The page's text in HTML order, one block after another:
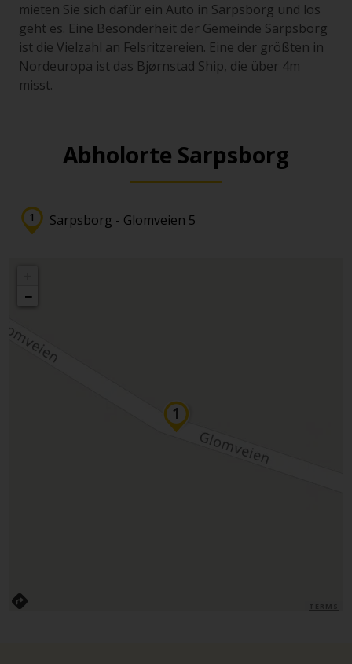
mieten Sie sich dafür ein Auto in Sarpsborg und los
geht es. Eine Besonderheit der Gemeinde Sarpsborg
ist die Vielzahl an Felsritzereien. Eine der größten in
Nordeuropa ist das Bjørnstad Ship, die über 4m
misst.
Abholorte Sarpsborg
Sarpsborg - Glomveien 5
−